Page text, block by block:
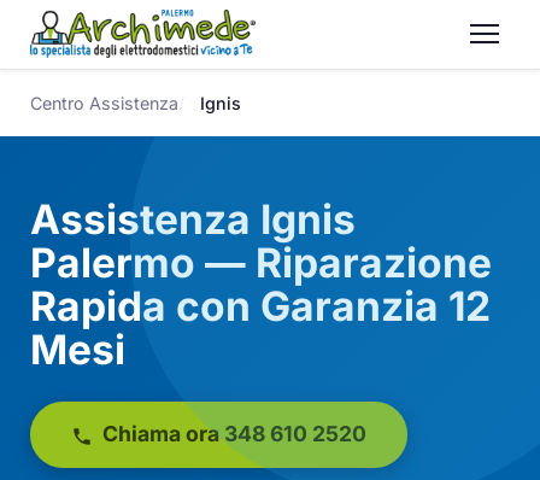
Centro Assistenza Ignis
Assistenza Ignis
Palermo — Riparazione
Rapida con Garanzia 12
Mesi
Chiama ora 348 610 2520